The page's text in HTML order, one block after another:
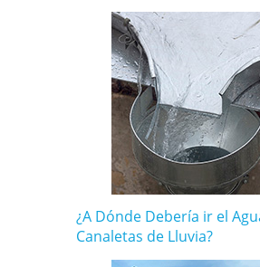
¿A Dónde Debería ir el
Canaletas de Lluvia?